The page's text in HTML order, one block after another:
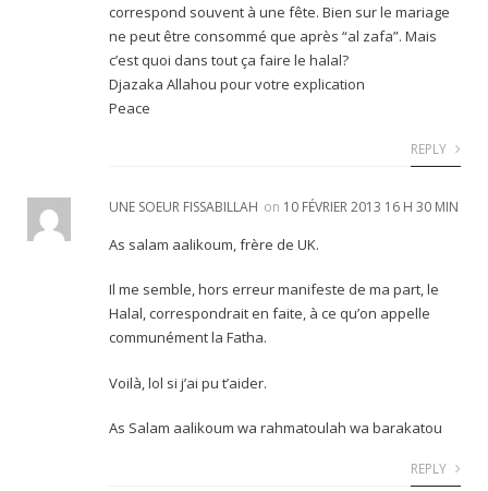
correspond souvent à une fête. Bien sur le mariage
ne peut être consommé que après “al zafa”. Mais
c’est quoi dans tout ça faire le halal?
Djazaka Allahou pour votre explication
Peace
REPLY
UNE SOEUR FISSABILLAH on 10 FÉVRIER 2013 16 H 30 MIN
As salam aalikoum, frère de UK.
Il me semble, hors erreur manifeste de ma part, le
Halal, correspondrait en faite, à ce qu’on appelle
communément la Fatha.
Voilà, lol si j’ai pu t’aider.
As Salam aalikoum wa rahmatoulah wa barakatou
REPLY